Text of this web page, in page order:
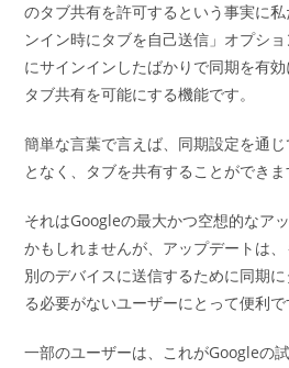
のタブ共有を許可するという事実に
ンイン時にタブを自己送信」オプシ
にサインインしたばかりで同期を有
タブ共有を可能にする機能です。
簡単な言葉で言えば、同期設定を通
となく、タブを共有することができま
それはGoogleの最大かつ空想的なア
かもしれませんが、アップデートは
別のデバイスに送信するために同期
る必要がないユーザーにとって便利で
一部のユーザーは、これがGoogleの